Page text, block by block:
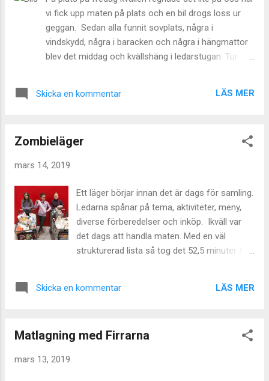
det. Vid elden diskuteras hur man gör för att hjälpa
till på en olycksplats och på sista kontrollen fick de
prova på hjärt och lungräddning. Under dagen
lagades till lunch på Trangia och som vanligt skötte
alla sin egen disk.
vi fick upp maten på plats och en bil drogs loss ur
geggan. Sedan alla funnit sovplats, några i
vindskydd, några i baracken och några i hängmattor
blev det middag och kvällshäng i ledarstugan. Tur vi
Skicka en kommentar LÄS MER
Zombieläger
mars 14, 2019
Ett läger börjar innan det är dags för samling.
Ledarna spånar på tema, aktiviteter, meny,
diverse förberedelser och inköp. Ikväll var
det dags att handla maten. Med en väl
strukturerad lista så tog det 52,5 minuter för
räcka till 35 personer en hel helg. Tack tjejer
Skicka en kommentar LÄS MER
Matlagning med Firrarna
mars 13, 2019